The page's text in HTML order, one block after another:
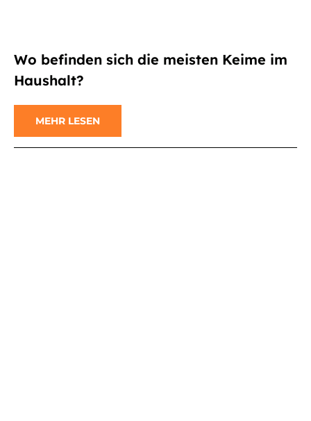
Wo befinden sich die meisten Keime im
Haushalt?
MEHR LESEN